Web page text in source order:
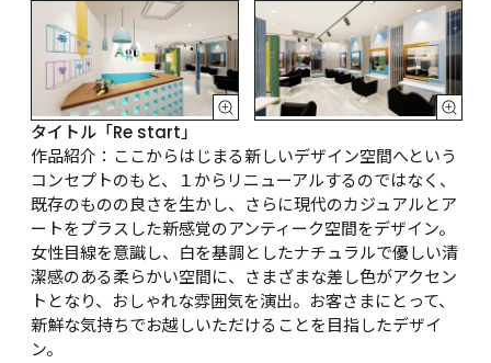
タイトル「Re start」
作品紹介：ここからはじまる新しいデザイン空間へという
コンセプトのもと、１からリニューアルするのではなく、
既存のものの良さを生かし、さらに現代のカジュアルとア
ートをプラスした新感覚のアンティーク空間をデザイン。
女性目線を意識し、白を基調としたナチュラルで優しい清
潔感のある柔らかい空間に、さまざまな差し色がアクセン
トとなり、おしゃれな雰囲気を演出。お客さまにとって、
新鮮な気持ちでお越しいただけることを目指したデザイ
ン。